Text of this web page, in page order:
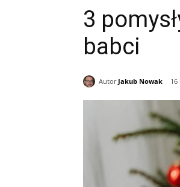
3
babci
Autor Jakub Nowak 16